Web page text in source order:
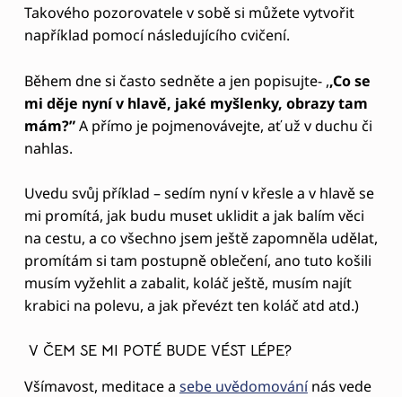
Takového pozorovatele v sobě si můžete vytvořit
například pomocí následujícího cvičení.
Během dne si často sedněte a jen popisujte- ,,Co se
mi děje nyní v hlavě, jaké myšlenky, obrazy tam
mám?”A přímo je pojmenovávejte, ať už v duchu či
nahlas.
Uvedu svůj příklad – sedím nyní v křesle a v hlavě se
mi promítá, jak budu muset uklidit a jak balím věci
na cestu, a co všechno jsem ještě zapomněla udělat,
promítám si tam postupně oblečení, ano tuto košili
musím vyžehlit a zabalit, koláč ještě, musím najít
krabici na polevu, a jak převézt ten koláč atd atd.)
V ČEM SE MI POTÉ BUDE VÉST LÉPE?
Všímavost, meditace a sebe uvědomovánínás vede